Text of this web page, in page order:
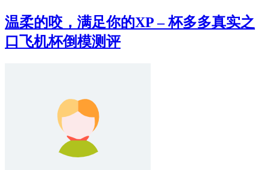
温柔的咬，满足你的XP – 杯多多真实之
口飞机杯倒模测评